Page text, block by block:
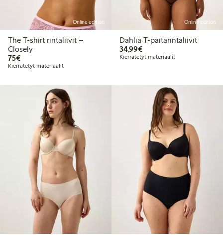
Online edition
The T-shirt rintaliivit –
Closely
75€75,00 €
Kierrätetyt materiaalit
Online edition
Dahlia T-paitarintaliivit
34,99€34,99 €
Kierrätetyt materiaalit